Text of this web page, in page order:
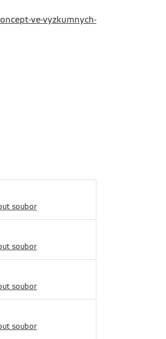
ve-vyzkumnych-
soubor
soubor
soubor
soubor